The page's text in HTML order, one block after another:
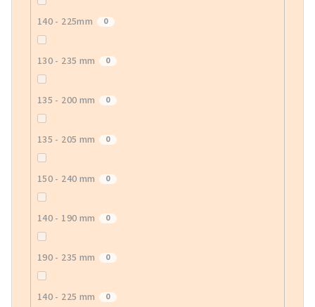
140 - 225mm 0
130 - 235 mm 0
135 - 200 mm 0
135 - 205 mm 0
150 - 240 mm 0
140 - 190 mm 0
190 - 235 mm 0
140 - 225 mm 0